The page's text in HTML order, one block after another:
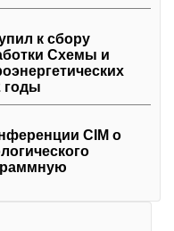
к сбору
Схемы и
годы
CIM о